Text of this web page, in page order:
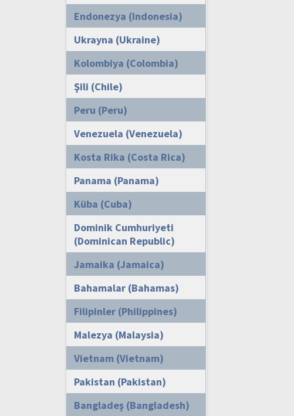
Endonezya (Indonesia)
Ukrayna (Ukraine)
Kolombiya (Colombia)
Şili (Chile)
Peru (Peru)
Venezuela (Venezuela)
Kosta Rika (Costa Rica)
Panama (Panama)
Küba (Cuba)
Dominik Cumhuriyeti
(Dominican Republic)
Jamaika (Jamaica)
Bahamalar (Bahamas)
Filipinler (Philippines)
Malezya (Malaysia)
Vietnam (Vietnam)
Pakistan (Pakistan)
Bangladeş (Bangladesh)